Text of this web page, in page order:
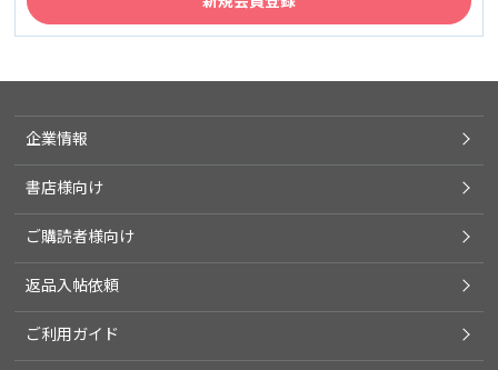
企業情報
書店様向け
ご購読者様向け
返品入帖依頼
ご利用ガイド